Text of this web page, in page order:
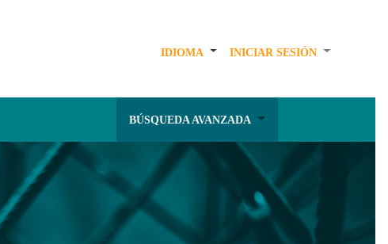
IDIOMA INICIAR SESIÓN
BÚSQUEDA AVANZADA